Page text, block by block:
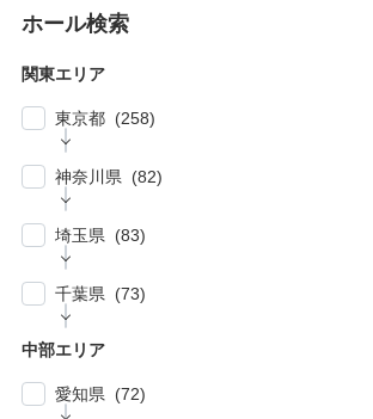
ホール検索
関東エリア
東京都 (258)
| … 新宿区・渋谷区 (39)
| … 品川区・大田区 (10)
| … 目黒区・世田谷区 (21)
| … 中野区・杉並区 (13)
神奈川県 (82)
| … 横浜市 (44)
| … 相模原市・茅ヶ崎市・平塚市 (5)
| … 厚木市・小田原市・町田市・大和
埼玉県 (83)
| … 春日部市・富士見市・ふじみ野市
| … 比企郡・入間郡・入間市・秩父市
千葉県 (73)
| … 千葉市・船橋市・松戸市 (21)
| … 浦安市・市原市・八千代市・佐
中部エリア
愛知県 (72)